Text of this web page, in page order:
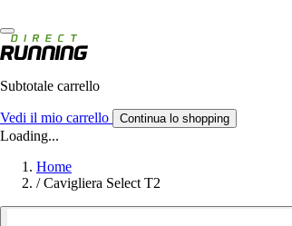
Subtotale carrello
Vedi il mio carrello Continua lo shopping
Loading...
Home
/ Cavigliera Select T2